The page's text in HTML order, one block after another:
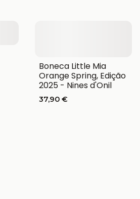
Boneca Little Mia
Orange Spring, Edição
2025 - Nines d'Onil
37,90 €